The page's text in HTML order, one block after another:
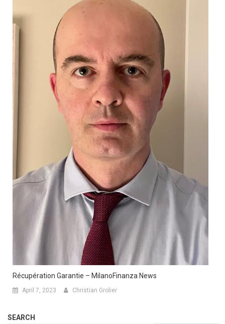
Récupération Garantie – MilanoFinanza News
April 7, 2023 Christian Grolier
SEARCH